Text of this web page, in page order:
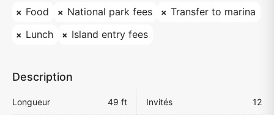
Food National park fees
Transfer to marina
Lunch
Island entry fees
Description
Longueur 49 ft Invités 12